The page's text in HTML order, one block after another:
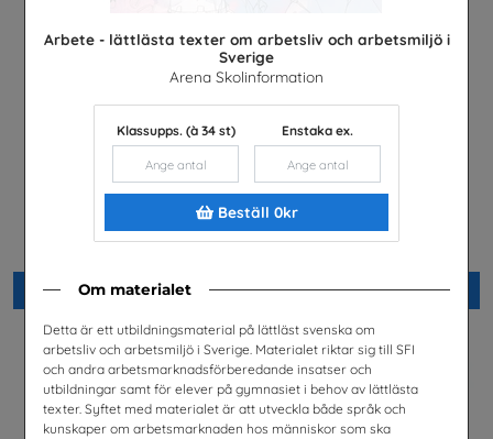
Arbete - lättlästa texter om arbetsliv och arbetsmiljö i
Sverige
Arena Skolinformation
Klassupps. (à 34 st) Enstaka ex.
Beställ 0kr
Om materialet
Detta är ett utbildningsmaterial på lättläst svenska om
arbetsliv och arbetsmiljö i Sverige. Materialet riktar sig till SFI
och andra arbetsmarknadsförberedande insatser och
utbildningar samt för elever på gymnasiet i behov av lättlästa
texter. Syftet med materialet är att utveckla både språk och
kunskaper om arbetsmarknaden hos människor som ska
Arbete
Beställ 0kr
Arbetslivet
Beställ 0kr